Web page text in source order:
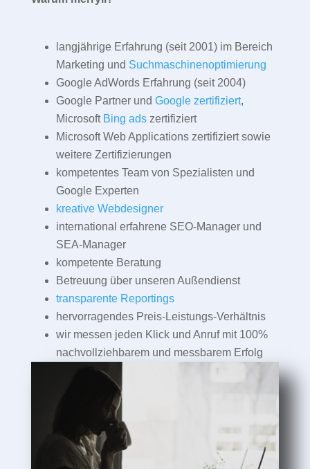
langjährige Erfahrung (seit 2001) im Bereich
Marketing und Suchmaschinenoptimierung
Google AdWords Erfahrung (seit 2004)
Google Partner und Google zertifiziert,
Microsoft Bing adszertifiziert
Microsoft Web Applications zertifiziert sowie
weitere Zertifizierungen
kompetentes Team von Spezialisten und
Google Experten
kreative Webdesigner
international erfahrene SEO-Manager und
SEA-Manager
kompetente Beratung
Betreuung über unseren Außendienst
transparente Reportings
hervorragendes Preis-Leistungs-Verhältnis
wir messen jeden Klick und Anruf mit 100%
nachvollziehbarem und messbarem Erfolg